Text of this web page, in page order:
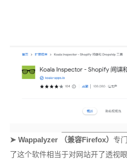
➤ Wappalyzer （兼容Firefox） 专
了这个软件相当于对网站开了透视